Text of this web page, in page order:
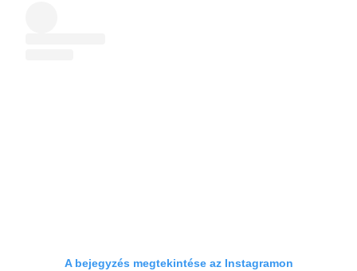
A bejegyzés megtekintése az Instagramon